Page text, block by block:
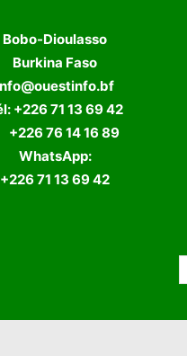
Bobo-Dioulasso
Burkina Faso
+226 71 13 69 42
76 14 16 89
WhatsApp:
+226 71 13 69 42